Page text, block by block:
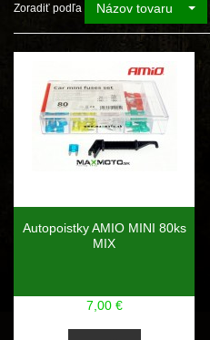
Zoradiť podľa Názov tovaru
Autopoistky AMIO MINI 80ks
MIX
7,00 €